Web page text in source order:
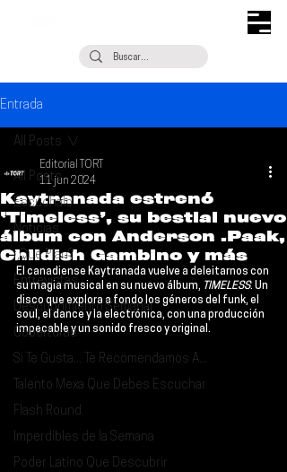
Entrada
All Posts
Escúchalo
Noticias
¿Qué Plan?
Entrevistas
Descubrimiento Semanal
Coberturas
Si Te Gusta... Te Recomendamos A...
Talento Mexa Que Debes Escuchar
Flash Round
Imperdibles de la Semana
Poder Latino Que Descubrir
All Posts
Kaytranada estrenó
‘Timeless’, su bestial nuevo
álbum con Anderson .Paak,
Childish Gambino y más
Editorial TORT
11 jun 2024
El canadiense Kaytranada vuelve a deleitarnos con
su magia musical en su nuevo álbum, TIMELESS. Un
disco que explora a fondo los géneros del funk, el
soul, el dance y la electrónica, con una producción
impecable y un sonido fresco y original.